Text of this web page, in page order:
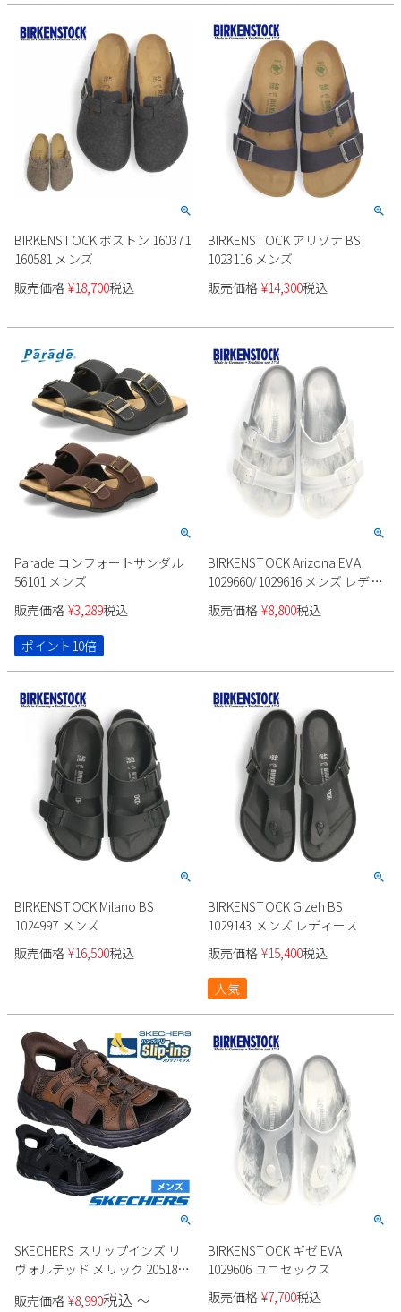
BIRKENSTOCK ボストン 160371
160581 メンズ
販売価格 ¥18,700税込
BIRKENSTOCK アリゾナ BS
1023116 メンズ
販売価格 ¥14,300税込
Parade コンフォートサンダル
56101 メンズ
販売価格 ¥3,289税込
ポイント10倍
BIRKENSTOCK Arizona EVA
1029660/1029616 メンズ レディ
ース
販売価格 ¥8,800税込
BIRKENSTOCK Milano BS
1024997 メンズ
販売価格 ¥16,500税込
BIRKENSTOCK Gizeh BS
1029143 メンズ レディース
販売価格 ¥15,400税込
人気
SKECHERS スリップインズ リ
ヴォルテッド メリック 205181
販売価格 ¥8,990税込 〜
BIRKENSTOCK ギゼ EVA
1029606 ユニセックス
販売価格 ¥7,700税込